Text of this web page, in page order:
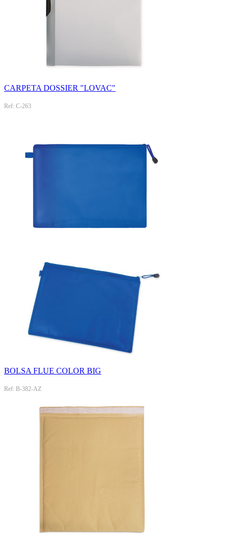
CARPETA DOSSIER "LOVAC"
Ref: C-263
BOLSA FLUE COLOR BIG
Ref: B-382-AZ